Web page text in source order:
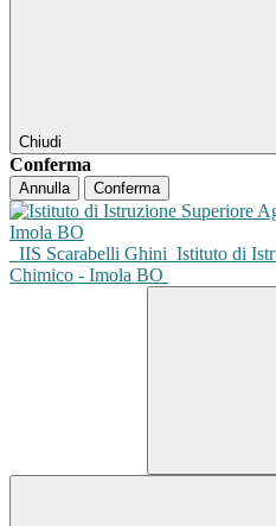
Chiudi
Conferma
Annulla Conferma
IIS Scarabelli Ghini Istituto di
Chimico - Imola BO